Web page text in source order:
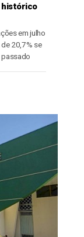
histórico
em julho
20,7% se